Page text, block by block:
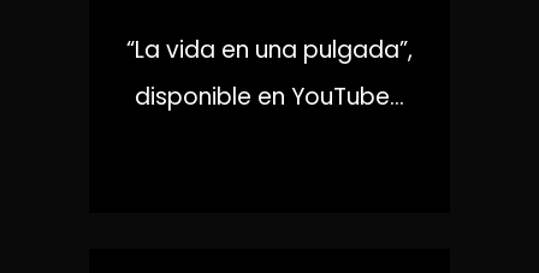
“La vida en una pulgada”,
disponible en YouTube...